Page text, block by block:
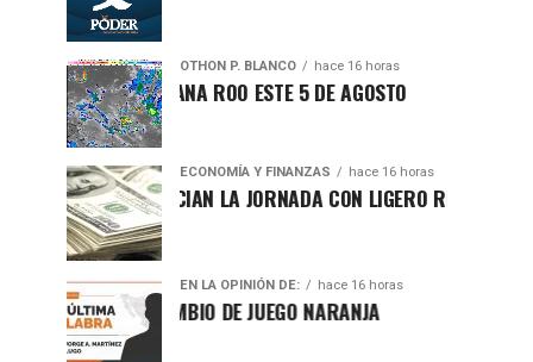
OTHON P. BLANCO hace 16 horas
EN QUINTANA ROO ESTE 5 DE AGOSTO
ECONOMÍA Y FINANZAS hace 16 horas
FINANCIEROS INICIAN LA JORNADA CON LIGERO REPUNTE
EN LA OPINIÓN DE: hace 16 horas
CAMBIO DE JUEGO NARANJA